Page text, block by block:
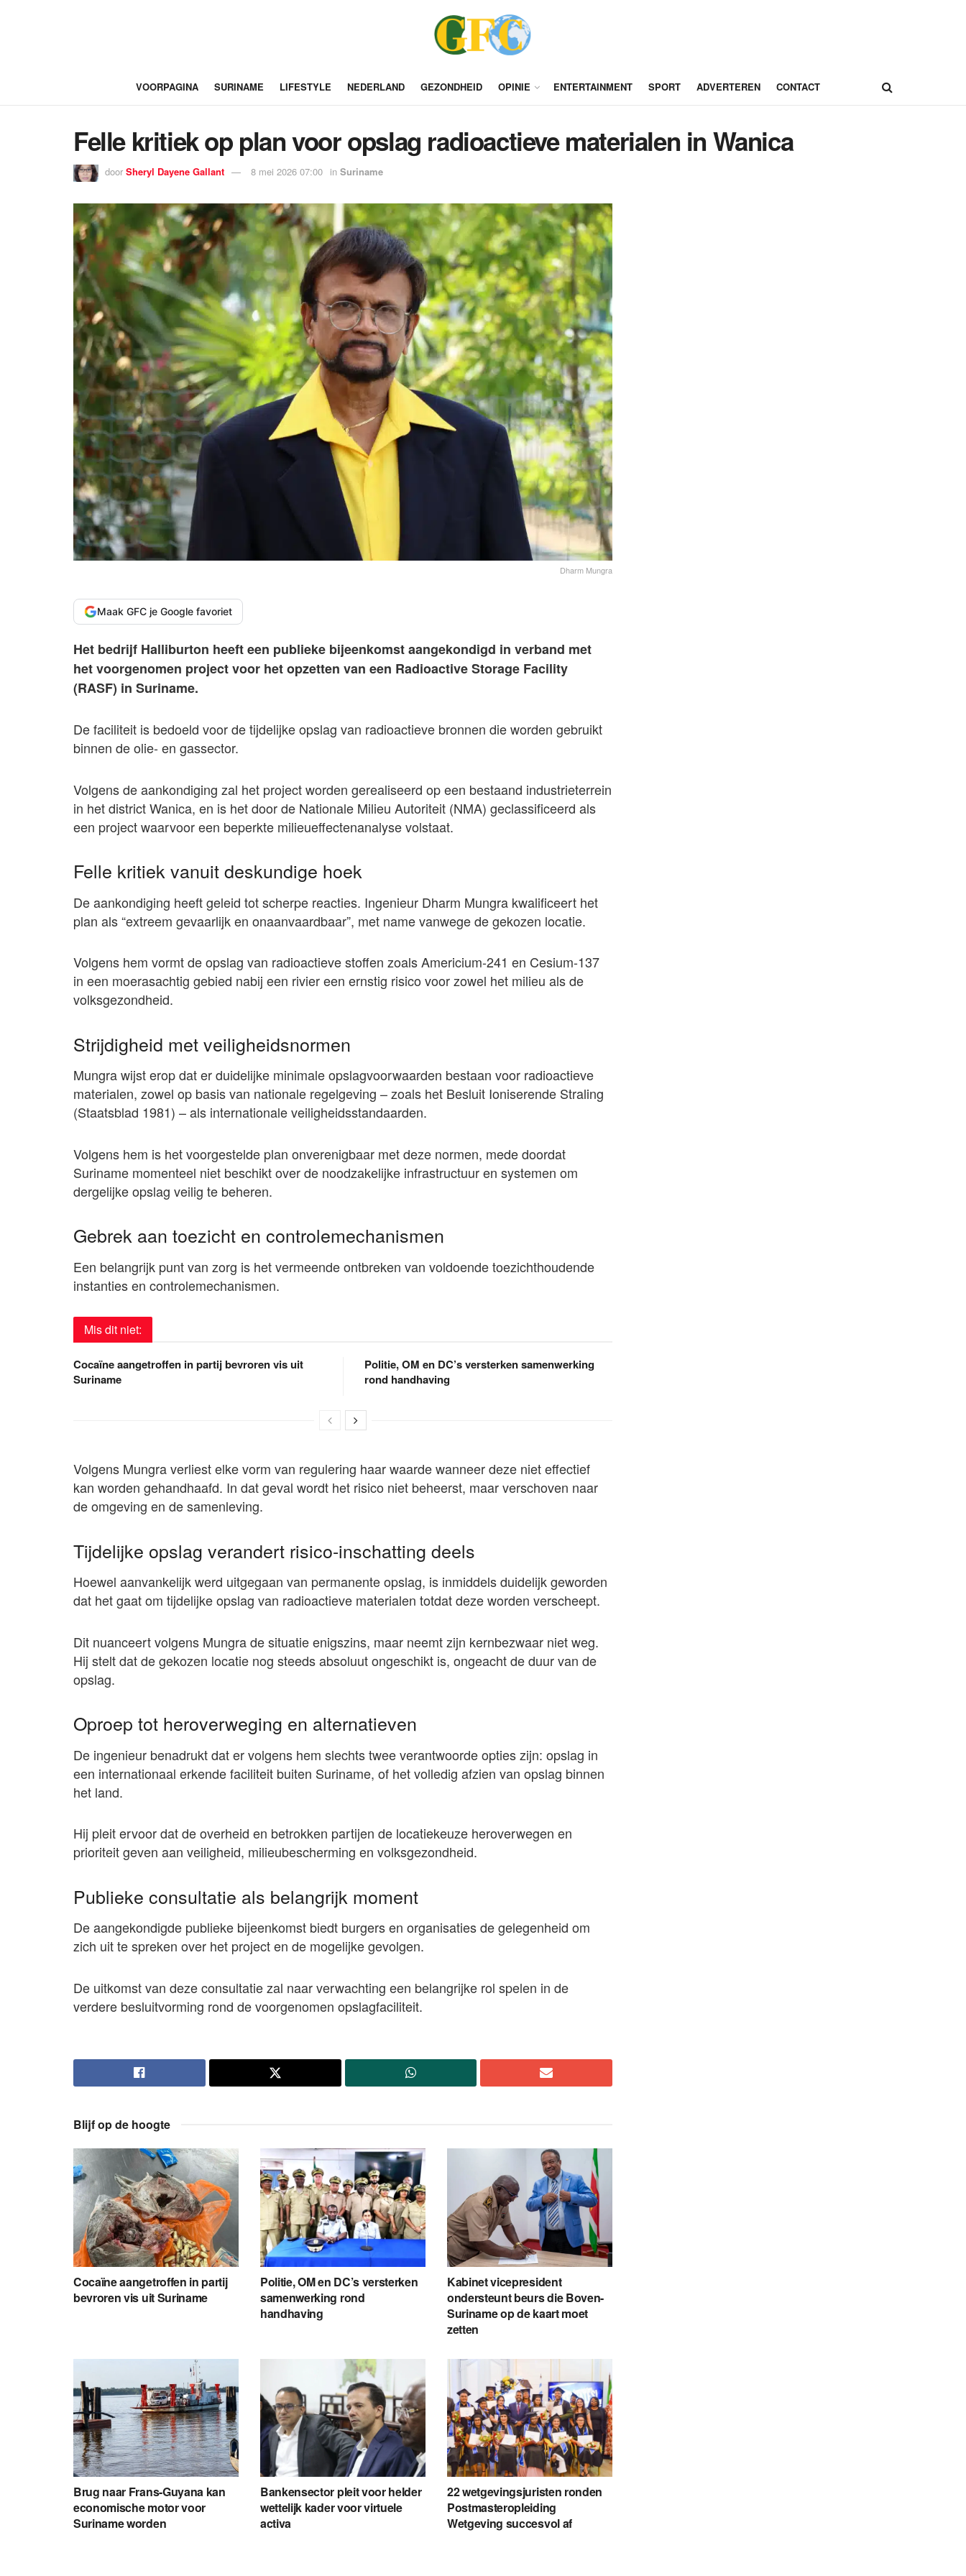
VOORPAGINA SURINAME LIFESTYLE NEDERLAND GEZONDHEID OPINIE ENTERTAINMENT SPORT ADVERTEREN CONTACT
Felle kritiek op plan voor opslag radioactieve materialen in Wanica
door Sheryl Dayene Gallant 8 mei 2026 07:00 in Suriname
Dharm Mungra
Maak GFC je Google favoriet
Het bedrijf Halliburton heeft een publieke bijeenkomst aangekondigd in verband met
het voorgenomen project voor het opzetten van een Radioactive Storage Facility
(RASF) in Suriname.
De faciliteit is bedoeld voor de tijdelijke opslag van radioactieve bronnen die worden gebruikt
binnen de olie- en gassector.
Volgens de aankondiging zal het project worden gerealiseerd op een bestaand industrieterrein
in het district Wanica, en is het door de Nationale Milieu Autoriteit (NMA) geclassificeerd als
een project waarvoor een beperkte milieueffectenanalyse volstaat.
Felle kritiek vanuit deskundige hoek
De aankondiging heeft geleid tot scherpe reacties. Ingenieur Dharm Mungra kwalificeert het
plan als “extreem gevaarlijk en onaanvaardbaar”, met name vanwege de gekozen locatie.
Volgens hem vormt de opslag van radioactieve stoffen zoals Americium-241 en Cesium-137
in een moerasachtig gebied nabij een rivier een ernstig risico voor zowel het milieu als de
volksgezondheid.
Strijdigheid met veiligheidsnormen
Mungra wijst erop dat er duidelijke minimale opslagvoorwaarden bestaan voor radioactieve
materialen, zowel op basis van nationale regelgeving – zoals het Besluit Ioniserende Straling
(Staatsblad 1981) – als internationale veiligheidsstandaarden.
Volgens hem is het voorgestelde plan onverenigbaar met deze normen, mede doordat
Suriname momenteel niet beschikt over de noodzakelijke infrastructuur en systemen om
dergelijke opslag veilig te beheren.
Gebrek aan toezicht en controlemechanismen
Een belangrijk punt van zorg is het vermeende ontbreken van voldoende toezichthoudende
instanties en controlemechanismen.
Mis dit niet:
Cocaïne aangetroffen in partij bevroren vis uit
Suriname
Politie, OM en DC’s versterken samenwerking
rond handhaving
Volgens Mungra verliest elke vorm van regulering haar waarde wanneer deze niet effectief
kan worden gehandhaafd. In dat geval wordt het risico niet beheerst, maar verschoven naar
de omgeving en de samenleving.
Tijdelijke opslag verandert risico-inschatting deels
Hoewel aanvankelijk werd uitgegaan van permanente opslag, is inmiddels duidelijk geworden
dat het gaat om tijdelijke opslag van radioactieve materialen totdat deze worden verscheept.
Dit nuanceert volgens Mungra de situatie enigszins, maar neemt zijn kernbezwaar niet weg.
Hij stelt dat de gekozen locatie nog steeds absoluut ongeschikt is, ongeacht de duur van de
opslag.
Oproep tot heroverweging en alternatieven
De ingenieur benadrukt dat er volgens hem slechts twee verantwoorde opties zijn: opslag in
een internationaal erkende faciliteit buiten Suriname, of het volledig afzien van opslag binnen
het land.
Hij pleit ervoor dat de overheid en betrokken partijen de locatiekeuze heroverwegen en
prioriteit geven aan veiligheid, milieubescherming en volksgezondheid.
Publieke consultatie als belangrijk moment
De aangekondigde publieke bijeenkomst biedt burgers en organisaties de gelegenheid om
zich uit te spreken over het project en de mogelijke gevolgen.
De uitkomst van deze consultatie zal naar verwachting een belangrijke rol spelen in de
verdere besluitvorming rond de voorgenomen opslagfaciliteit.
Blijf op de hoogte
Cocaïne aangetroffen in partij
bevroren vis uit Suriname
Politie, OM en DC’s versterken
samenwerking rond
handhaving
Kabinet vicepresident
ondersteunt beurs die Boven-
Suriname op de kaart moet
zetten
Brug naar Frans-Guyana kan
economische motor voor
Suriname worden
Bankensector pleit voor helder
wettelijk kader voor virtuele
activa
22 wetgevingsjuristen ronden
Postmasteropleiding
Wetgeving succesvol af